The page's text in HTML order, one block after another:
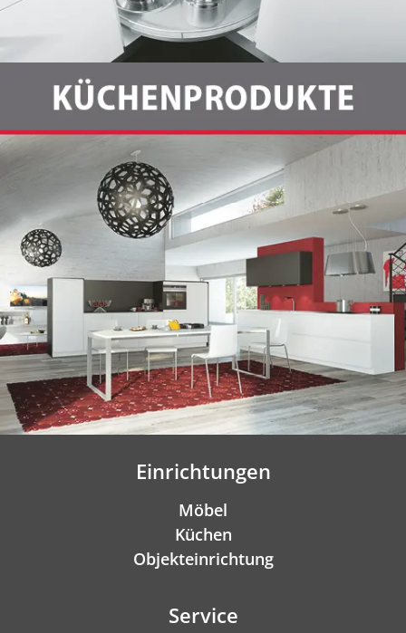
Einrichtungen
Möbel
Küchen
Objekteinrichtung
Service